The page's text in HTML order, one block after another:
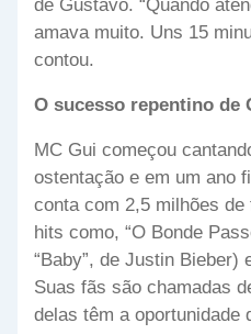
de Gustavo. “Quando
amava muito. Uns 15
contou.
O sucesso repentino de
MC Gui começou
ostentação e em um ano
conta com 2,5 milhões de
hits como, “O Bonde
“Baby”, de Justin Bieber)
Suas fãs são chamadas
delas têm a oportunidade